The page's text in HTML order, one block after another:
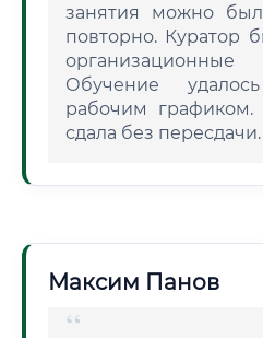
занятия можно
повторно. Куратор
Обучение
рабочим графиком.
сдала без пересдачи.
Максим Панов